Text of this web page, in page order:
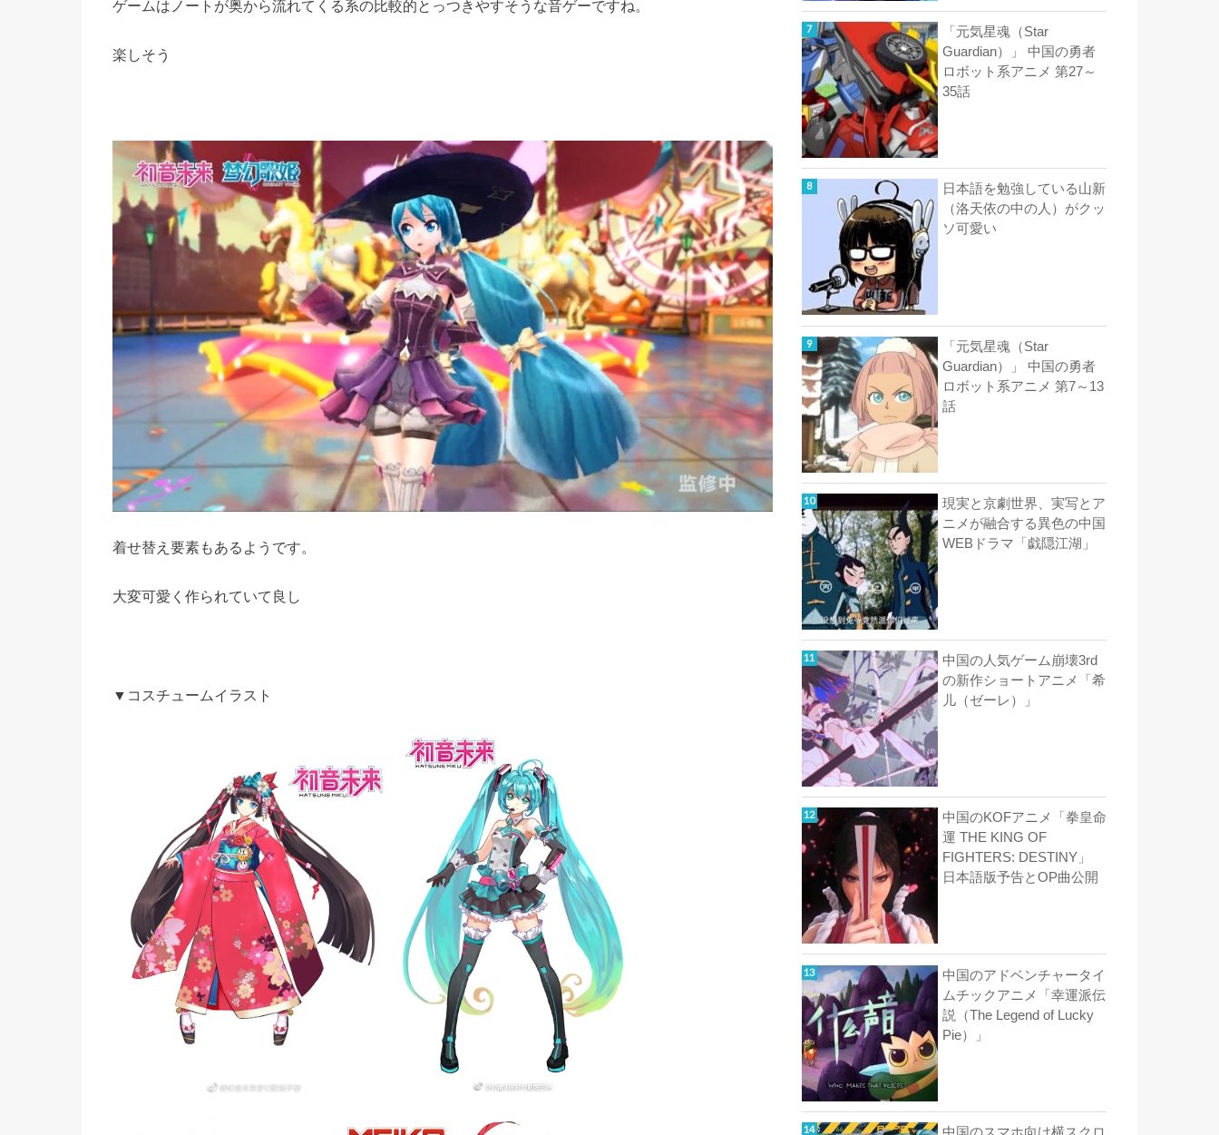
ゲームはノートが奥から流れてくる系の比較的とっつきやすそうな音ゲーですね。
楽しそう
着せ替え要素もあるようです。
大変可愛く作られていて良し
▼コスチュームイラスト
「元気星魂（Star
Guardian）」 中国の勇者
ロボット系アニメ 第27～
35話
日本語を勉強している山新
（洛天依の中の人）がクッ
ソ可愛い
「元気星魂（Star
Guardian）」 中国の勇者
ロボット系アニメ 第7～13
話
現実と京劇世界、実写とア
ニメが融合する異色の中国
WEBドラマ「戯隠江湖」
中国の人気ゲーム崩壊3rd
の新作ショートアニメ「希
儿（ゼーレ）」
中国のKOFアニメ「拳皇命
運 THE KING OF
FIGHTERS: DESTINY」
日本語版予告とOP曲公開
中国のアドベンチャータイ
ムチックアニメ「幸運派伝
説（The Legend of Lucky
Pie）」
中国のスマホ向け横スクロ